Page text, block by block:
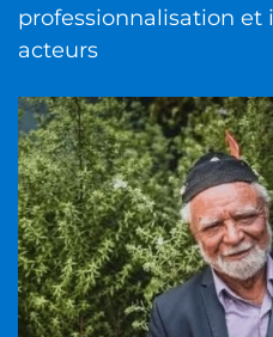
professionnalisation et
acteurs